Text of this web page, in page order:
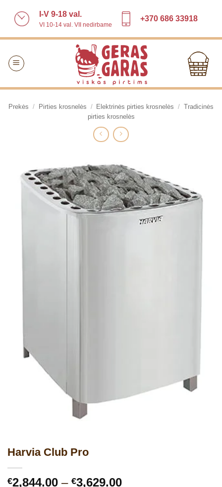
I-V 9-18 val.
VI 10-14 val. VII nedirbame
+370 686 33918
Prekės / Pirties krosnelės / Elektrinės pirties krosnelės / Tradicinės
pirties krosnelės
Harvia Club Pro
€2,844.00 – €3,629.00Price